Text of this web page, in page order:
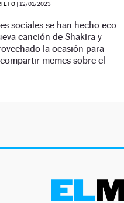
| 12/01/2023
sociales se han hecho eco
canción de Shakira y
la ocasión para
memes sobre el